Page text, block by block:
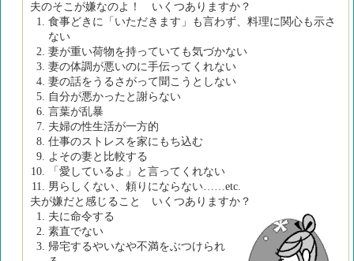
夫のそこが嫌なのよ！ いくつありますか？
食事どきに「いただきます」も言わず、料理に関心も示さ
ない
妻が重い荷物を持っていても気づかない
妻の体調が悪いのに手伝ってくれない
妻の話をうるさがって聞こうとしない
自分が悪かったと謝らない
言葉が乱暴
夫婦の性生活が一方的
仕事のストレスを家にもち込む
よその妻と比較する
「愛しているよ」と言ってくれない
男らしくない、頼りにならない……etc.
夫が嫌だと感じること いくつありますか？
夫に命令する
素直でない
帰宅するやいなや不満をぶつけられ